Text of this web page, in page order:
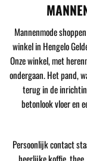
Mannenmode
winkel in Hengelo
Onze winkel, met
ondergaan. Het pand,
terug in de
betonlook vloer en
Persoonlijk contact
heerlijke koffie,